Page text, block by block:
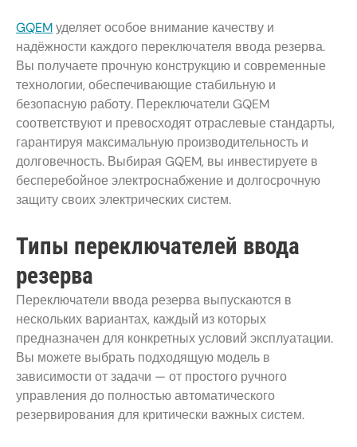
GQEMуделяет особое внимание качеству и
надёжности каждого переключателя ввода резерва.
Вы получаете прочную конструкцию и современные
технологии, обеспечивающие стабильную и
безопасную работу. Переключатели GQEM
соответствуют и превосходят отраслевые стандарты,
гарантируя максимальную производительность и
долговечность. Выбирая GQEM, вы инвестируете в
бесперебойное электроснабжение и долгосрочную
защиту своих электрических систем.
Типы переключателей ввода
резерва
Переключатели ввода резерва выпускаются в
нескольких вариантах, каждый из которых
предназначен для конкретных условий эксплуатации.
Вы можете выбрать подходящую модель в
зависимости от задачи — от простого ручного
управления до полностью автоматического
резервирования для критически важных систем.